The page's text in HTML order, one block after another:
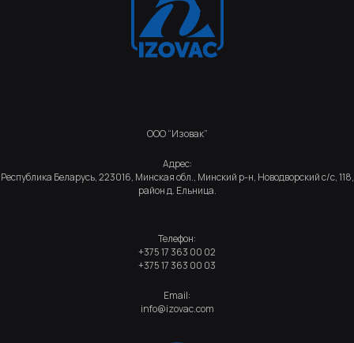
ООО “Изовак”
Адрес:
Республика Беларусь, 223016, Минская обл., Минский р-н, Новодворский с/с, 118,
район д. Ельница.
Телефон:
+375 17 363 00 02
+375 17 363 00 03
Email:
info@izovac.com